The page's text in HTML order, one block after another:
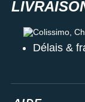
Colissimo,
Délais &